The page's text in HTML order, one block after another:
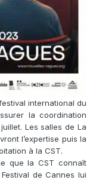
international du
la coordination
Les salles de ​​La
l’expertise puis la
à la CST.
que la CST connaît
de Cannes lui